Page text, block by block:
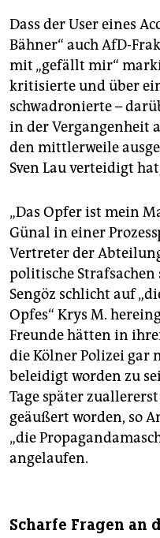
Dass der User eines
Bähner“ auch AfD-
mit „gefällt mir“
kritisierte und über
schwadronierte –
in der Vergangenheit
den mittlerweile
Sven Lau verteidigt
„Das Opfer ist mein
Günal in einer
Vertreter der
politische Strafsachen
Sengöz schlicht auf
Opfes“ Krys M.
Freunde hätten in
die Kölner Polizei gar
beleidigt worden zu
Tage später
geäußert worden, so
„die
angelaufen.
Scharfe Fragen an